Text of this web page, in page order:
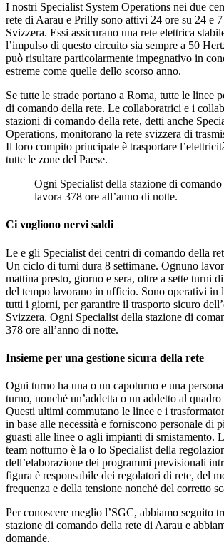
I nostri Specialist System Operations nei due
rete di Aarau e Prilly sono attivi 24 ore su 24 e
Svizzera. Essi assicurano una rete elettrica
l’impulso di questo circuito sia sempre a 50
può risultare particolarmente impegnativo in
estreme come quelle dello scorso anno.
Se tutte le strade portano a Roma, tutte le linee
di comando della rete. Le collaboratrici e i
stazioni di comando della rete, detti anche
Operations, monitorano la rete svizzera di
Il loro compito principale è trasportare
tutte le zone del Paese.
Ogni Specialist della stazione di comando
lavora 378 ore all’anno di notte.
Ci vogliono nervi saldi
Le e gli Specialist dei centri di comando della
Un ciclo di turni dura 8 settimane. Ognuno
mattina presto, giorno e sera, oltre a sette turni
del tempo lavorano in ufficio. Sono operativi in
tutti i giorni, per garantire il trasporto sicuro
Svizzera. Ogni Specialist della stazione di
378 ore all’anno di notte.
Insieme per una gestione sicura della rete
Ogni turno ha una o un capoturno e una
turno, nonché un’addetta o un addetto al
Questi ultimi commutano le linee e i
in base alle necessità e forniscono personale di
guasti alle linee o agli impianti di smistamento.
team notturno è la o lo Specialist della
dell’elaborazione dei programmi previsionali
figura è responsabile dei regolatori di rete, del
frequenza e della tensione nonché del corretto
Per conoscere meglio l’SGC, abbiamo seguito
stazione di comando della rete di Aarau e
domande.